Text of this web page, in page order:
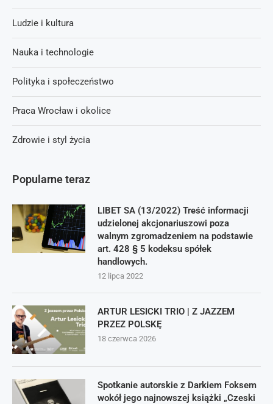
Popularne teraz
LIBET SA (13/2022) Treść informacji
udzielonej akcjonariuszowi poza
walnym zgromadzeniem na podstawie
art. 428 § 5 kodeksu spółek
handlowych.
12 lipca 2022
ARTUR LESICKI TRIO | Z JAZZEM
PRZEZ POLSKĘ
18 czerwca 2026
Spotkanie autorskie z Darkiem Foksem
wokół jego najnowszej książki „Czeski
Ludzie i kultura
Nauka i technologie
Polityka i społeczeństwo
Praca Wrocław i okolice
Zdrowie i styl życia